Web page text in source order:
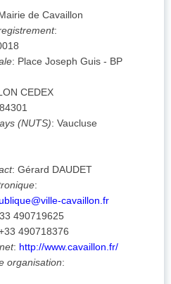
de Cavaillon
:
: Place Joseph Guis - BP
CEDEX
84301
(NUTS): Vaucluse
: Gérard DAUDET
:
cavaillon.fr
490719625
490718376
: http://www.cavaillon.fr/
organisation: